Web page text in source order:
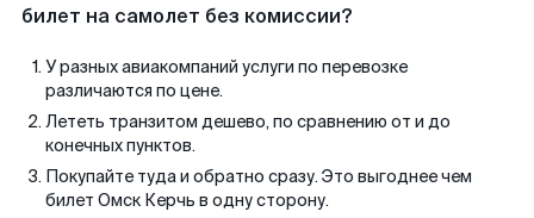
билет на самолет без комиссии?
У разных авиакомпаний услуги по перевозке
различаются по цене.
Лететь транзитом дешево, по сравнению от и до
конечных пунктов.
Покупайте туда и обратно сразу. Это выгоднее чем
билет Омск Керчь в одну сторону.